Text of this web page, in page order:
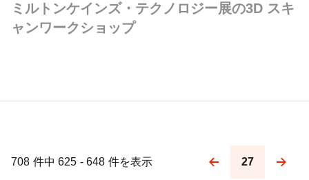
ミルトンケインズ・テクノロジー展の3D スキ
ャンワークショップ
708 件中 625 - 648 件を表示
Pagination
27